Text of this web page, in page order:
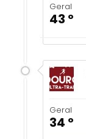
Geral
43 º
Geral
34 º